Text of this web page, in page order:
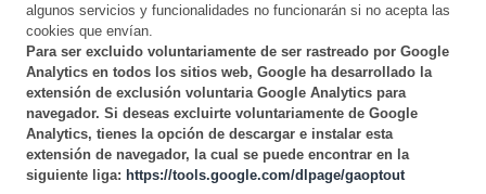
algunos servicios y funcionalidades no funcionarán si no acepta las
cookies que envían.
Para ser excluido voluntariamente de ser rastreado por Google
Analytics en todos los sitios web, Google ha desarrollado la
extensión de exclusión voluntaria Google Analytics para
navegador. Si deseas excluirte voluntariamente de Google
Analytics, tienes la opción de descargar e instalar esta
extensión de navegador, la cual se puede encontrar en la
siguiente liga: https://tools.google.com/dlpage/gaoptout